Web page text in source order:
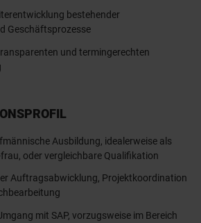
bestehender
Geschäftsprozesse
und termingerechten
Ausbildung, idealerweise als
oder vergleichbare Qualifikation
Auftragsabwicklung, Projektkoordination
mit SAP, vorzugsweise im Bereich